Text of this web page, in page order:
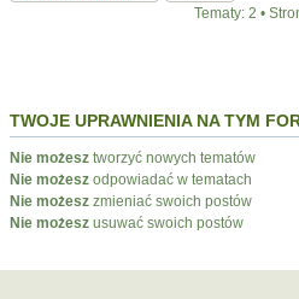
Tematy: 2 •
TWOJE UPRAWNIENIA NA TYM
Nie możesz tworzyć nowych tematów
Nie możesz odpowiadać w tematach
Nie możesz zmieniać swoich postów
Nie możesz usuwać swoich postów